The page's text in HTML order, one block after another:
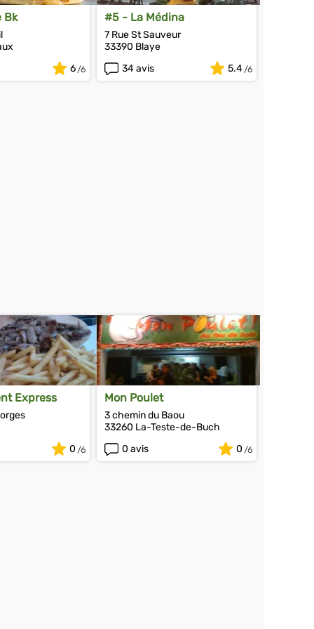
Bk
6
#5 - La Médina
7 Rue St Sauveur
33390 Blaye
34 avis
5.4
Express
sur-l'Isle
0
Mon Poulet
3 chemin du Baou
33260 La-Teste-de-Buch
0 avis
0